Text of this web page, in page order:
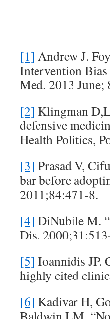
[1] Andrew J.
Intervention
Med. 2013 June;
[2] Klingman
defensive
Health Politics,
[3] Prasad V,
bar before
2011;84:471-8.
[4] DiNubile M.
Dis.
[5] Ioannidis JP.
highly cited
[6] Kadivar H,
Baldwin LM.